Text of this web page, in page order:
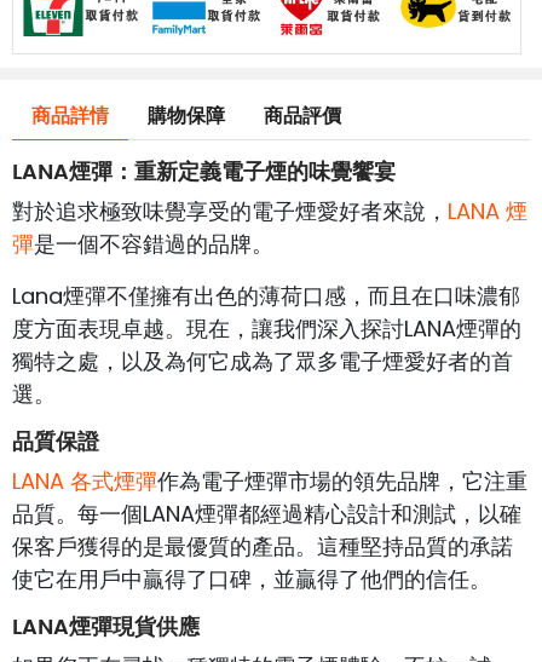
商品詳情 購物保障 商品評價
LANA煙彈：重新定義電子煙的味覺饗宴
對於追求極致味覺享受的電子煙愛好者來說， LANA 煙
彈是一個不容錯過的品牌。
Lana煙彈不僅擁有出色的薄荷口感，而且在口味濃郁
度方面表現卓越。現在，讓我們深入探討LANA煙彈的
獨特之處，以及為何它成為了眾多電子煙愛好者的首
選。
品質保證
LANA 各式煙彈作為電子煙彈市場的領先品牌，它注重
品質。每一個LANA煙彈都經過精心設計和測試，以確
保客戶獲得的是最優質的產品。這種堅持品質的承諾
使它在用戶中贏得了口碑，並贏得了他們的信任。
LANA煙彈現貨供應